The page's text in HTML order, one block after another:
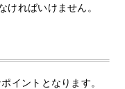
ければいけません。
イントとなります。